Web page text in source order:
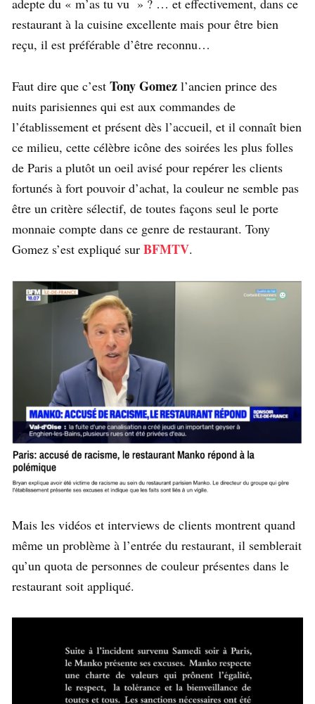
restaurant à la cuisine excellente mais pour être bien
reçu, il est préférable d’être reconnu…
Faut dire que c’est Tony Gomez l’ancien prince des
nuits parisiennes qui est aux commandes de
l’établissement et présent dès l’accueil, et il connaît bien
ce milieu, cette célèbre icône des soirées les plus folles
de Paris a plutôt un oeil avisé pour repérer les clients
fortunés à fort pouvoir d’achat, la couleur ne semble pas
être un critère sélectif, de toutes façons seul le porte
monnaie compte dans ce genre de restaurant. Tony
Gomez s’est expliqué sur BFMTV.
Mais les vidéos et interviews de clients montrent quand
même un problème à l’entrée du restaurant, il semblerait
qu’un quota de personnes de couleur présentes dans le
restaurant soit appliqué.